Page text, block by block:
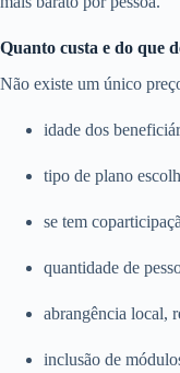
Quanto custa e do que
Não existe um único
idade dos
tipo de plano
se tem
quantidade de
abrangência local,
inclusão de